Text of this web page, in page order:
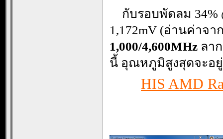
กับรอบพัดลม 34%
1,172mV (อ่านค่าจ
1,000/4,600MHz ลา
นี้ อุณหภูมิสูงสุดจะอ
HIS AMD